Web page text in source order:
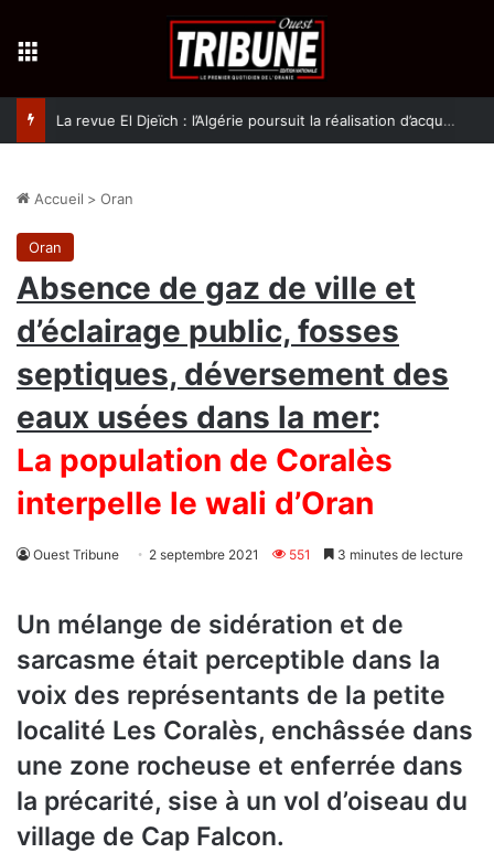
La revue El Djeïch : l’Algérie poursuit la réalisation d’acquis qualitatifs et historiques dans un climat de sécurité et de stabilité
Accueil > Oran
Oran
Absence de gaz de ville et
d’éclairage public, fosses
septiques, déversement des
eaux usées dans la mer:
La population de Coralès
interpelle le wali d’Oran
Ouest Tribune 2 septembre 2021 551 3 minutes de lecture
Un mélange de sidération et de
sarcasme était perceptible dans la
voix des représentants de la petite
localité Les Coralès, enchâssée dans
une zone rocheuse et enferrée dans
la précarité, sise à un vol d’oiseau du
village de Cap Falcon.